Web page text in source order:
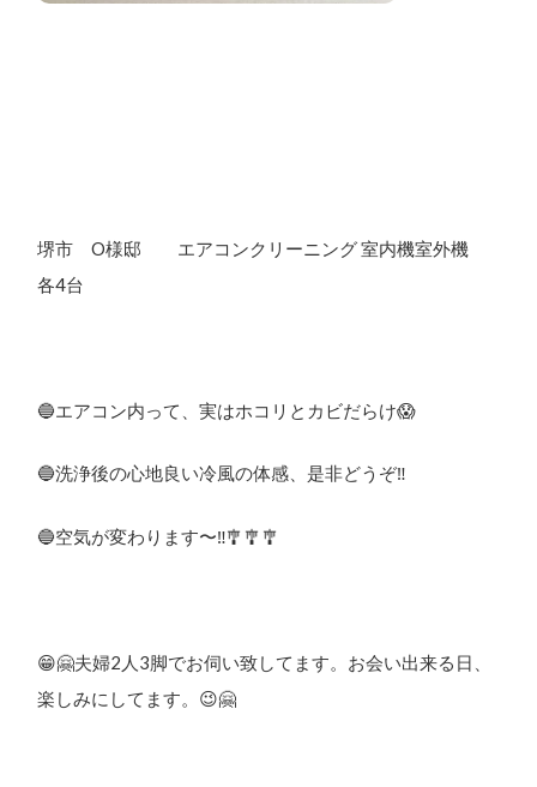
堺市 O様邸 エアコンクリーニング 室内機室外機
各4台
🔵エアコン内って、実はホコリとカビだらけ😱
🔵洗浄後の心地良い冷風の体感、是非どうぞ‼︎
🔵空気が変わります〜‼︎🎐🎐🎐
😁🤗夫婦2人3脚でお伺い致してます。お会い出来る日、
楽しみにしてます。😉🤗